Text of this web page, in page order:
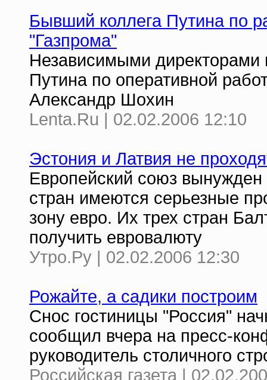
Бывший коллега Путина по
"Газпрома"
Независимыми директорами
Путина по оперативной
Александр Шохин
Lenta.Ru | 02.02.2006 12:10
Эстония и Латвия не
Европейский союз вынужден
стран имеются серьезные
зону евро. Их трех стран
получить евровалюту
Утро.Ру | 02.02.2006 12:30
Рожайте, а садики построим
Снос гостиницы "Россия"
сообщил вчера на пресс-
руководитель столичного
Российская газета |